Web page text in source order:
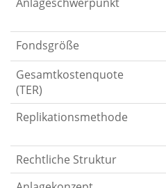
Fondsgröße
Gesamtkostenquote
(TER)
Replikationsmethode
Rechtliche Struktur